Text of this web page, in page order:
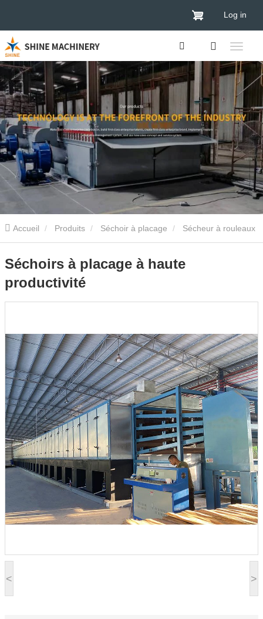
Log in
Accueil Produits Séchoir à placage Sécheur à rouleaux
de placage Séchoirs à placage à haute productivité
< >
Séchoirs à placage à haute
productivité